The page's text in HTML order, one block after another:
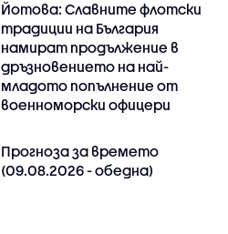
Йотова: Славните флотски
традиции на България
намират продължение в
дръзновението на най-
младото попълнение от
военноморски офицери
Прогноза за времето
(09.08.2026 - обедна)